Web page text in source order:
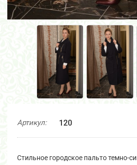
Артикул: 120
Стильное городское пальто темно-